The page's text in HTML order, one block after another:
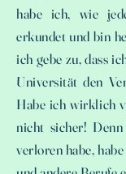
habe ich, wie
erkundet und bin
ich gebe zu, dass
Universität den
Habe ich wirklich
nicht sicher!
verloren habe,